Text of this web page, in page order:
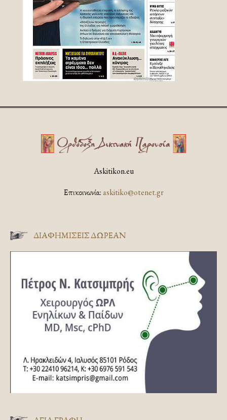
Askitikon.eu
Επικοινωνία:askitiko@otenet.gr
ΔΙΑΦΗΜΊΣΕΙΣ ΔΩΡΕΆΝ